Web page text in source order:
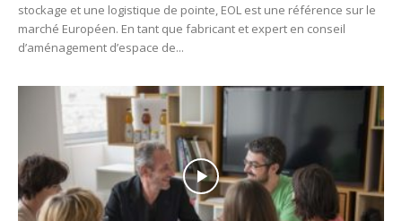
stockage et une logistique de pointe, EOL est une référence sur le
marché Européen. En tant que fabricant et expert en conseil
d’aménagement d’espace de...